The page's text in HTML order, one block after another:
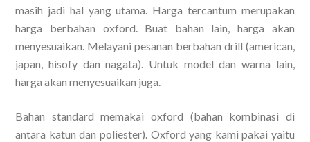
masih jadi hal yang utama. Harga tercantum merupakan
harga berbahan oxford. Buat bahan lain, harga akan
menyesuaikan. Melayani pesanan berbahan drill (american,
japan, hisofy dan nagata). Untuk model dan warna lain,
harga akan menyesuaikan juga.
Bahan standard memakai oxford (bahan kombinasi di
antara katun dan poliester). Oxford yang kami pakai yaitu